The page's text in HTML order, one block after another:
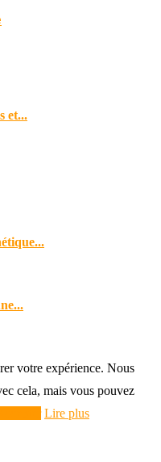
et...
votre expérience. Nous
cela, mais vous pouvez
Lire plus